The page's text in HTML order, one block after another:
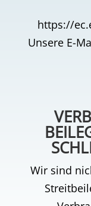
https://
Unsere E-
Wir sind